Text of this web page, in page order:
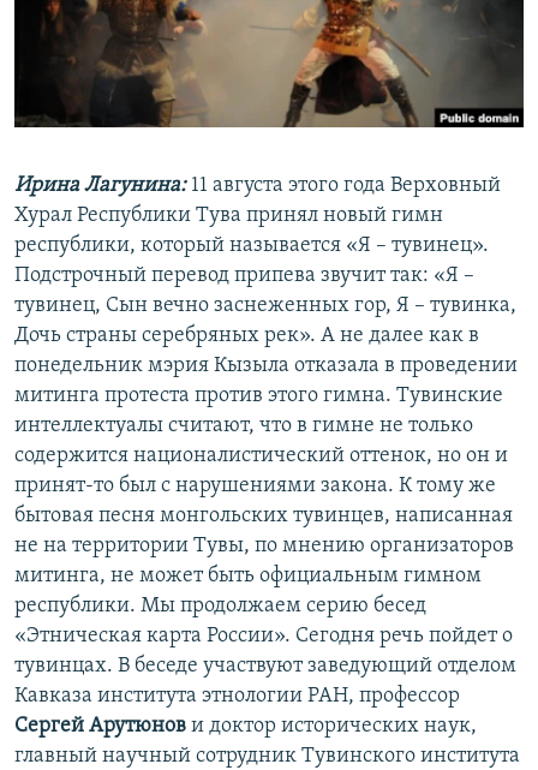
РАСПИСАНИЕ ВЕЩАНИЯ
ПОДПИШИТЕСЬ НА РАССЫЛКУ
СОЦИАЛЬНЫЕ СЕТИ
Все сайты РСЕ/РС
Ирина Лагунина:11 августа этого года Верховный
Хурал Республики Тува принял новый гимн
республики, который называется «Я – тувинец».
Подстрочный перевод припева звучит так: «Я –
тувинец, Сын вечно заснеженных гор, Я – тувинка,
Дочь страны серебряных рек». А не далее как в
понедельник мэрия Кызыла отказала в проведении
митинга протеста против этого гимна. Тувинские
интеллектуалы считают, что в гимне не только
содержится националистический оттенок, но он и
принят-то был с нарушениями закона. К тому же
бытовая песня монгольских тувинцев, написанная
не на территории Тувы, по мнению организаторов
митинга, не может быть официальным гимном
республики. Мы продолжаем серию бесед
«Этническая карта России». Сегодня речь пойдет о
тувинцах. В беседе участвуют заведующий отделом
Кавказа института этнологии РАН, профессор
Сергей Арутюнов и доктор исторических наук,
главный научный сотрудник Тувинского института